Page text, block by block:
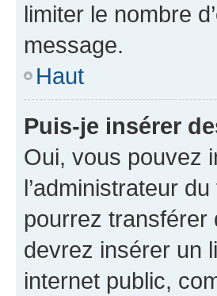
limiter le nombre
message.
Haut
Puis-je insérer
Oui, vous pouvez
l’administrateur
pourrez transférer
devrez insérer un
internet public,